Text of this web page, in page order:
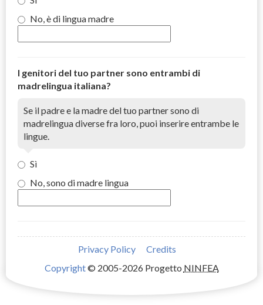
No, è di lingua madre
I genitori del tuo partner sono entrambi di
madrelingua italiana?
Se il padre e la madre del tuo partner sono di
madrelingua diverse fra loro, puoi inserire entrambe le
lingue.
Sì
No, sono di madre lingua
Privacy Policy
Credits
Copyright© 2005-2026 Progetto NINFEA